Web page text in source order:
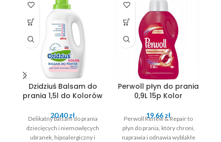
Dzidziuś Balsam do
prania 1,5l do Kolorów
20.40zł
Delikatny balsam do prania
dziecięcych i niemowlęcych
ubranek, hipoalergiczny i
Perwoll płyn do prania
0,9L 15p Kolor
19.66 zł
Perwoll Renew & Repair to
płyn do prania, który chroni,
naprawia i odnawia wyblakłe